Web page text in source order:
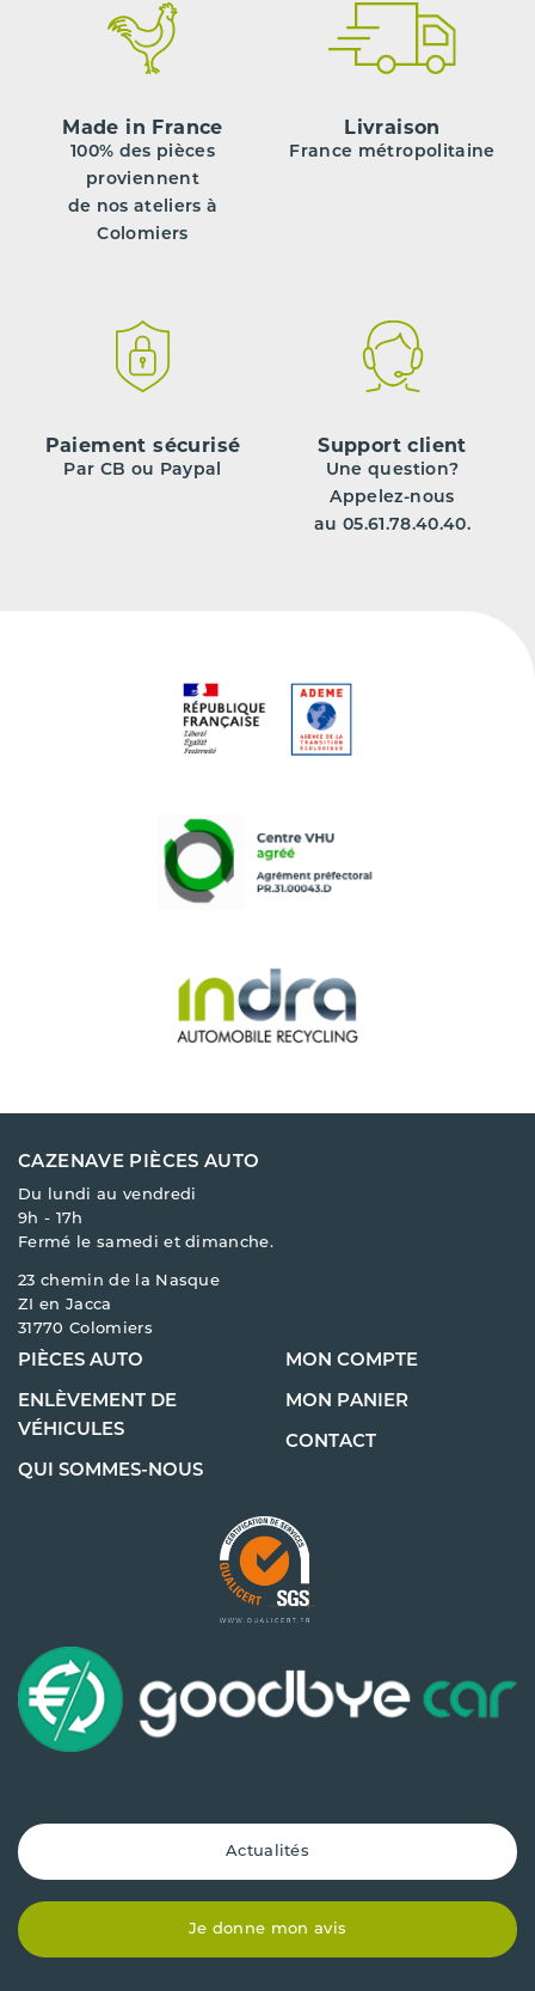
Made in France
100% des pièces
proviennent
de nos ateliers à
Colomiers
Livraison
France métropolitaine
Paiement sécurisé
Par CB ou Paypal
Support client
Une question?
Appelez-nous
au 05.61.78.40.40.
CAZENAVE PIÈCES AUTO
Du lundi au vendredi
9h - 17h
Fermé le samedi et dimanche.
23 chemin de la Nasque
ZI en Jacca
31770 Colomiers
PIÈCES AUTO
ENLÈVEMENT DE
VÉHICULES
QUI SOMMES-NOUS
MON COMPTE
MON PANIER
CONTACT
Actualités
Je donne mon avis